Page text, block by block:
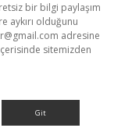
bir bilgi paylaşım
aykırı olduğunu
adresine
sitemizden